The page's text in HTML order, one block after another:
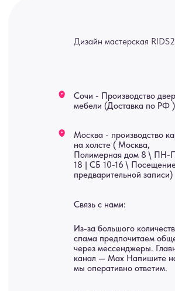
Доставка
© 2015-2026 Все права защищены. Не является офертой,
окончательные цены указываются в счете-спецификации.
Механизмы
• Договор публичной оферты
• Согласие на обработку персональных данных
Купить межкомнатные распашные двери, входные двери, амбарные